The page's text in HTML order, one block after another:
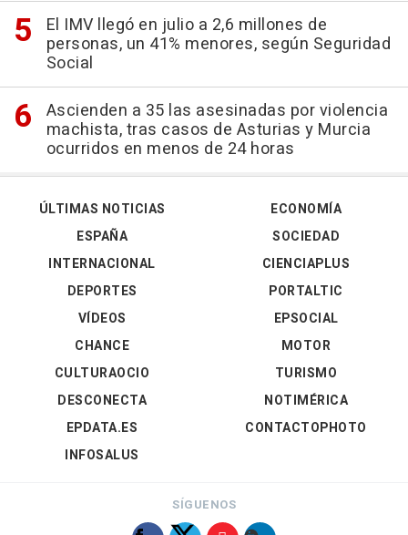
El IMV llegó en julio a 2,6 millones de
personas, un 41% menores, según Seguridad
Social
Ascienden a 35 las asesinadas por violencia
machista, tras casos de Asturias y Murcia
ocurridos en menos de 24 horas
ÚLTIMAS NOTICIAS
ESPAÑA
INTERNACIONAL
DEPORTES
VÍDEOS
ECONOMÍA
SOCIEDAD
CIENCIAPLUS
PORTALTIC
EPSOCIAL
CHANCE
CULTURAOCIO
DESCONECTA
EPDATA.ES
INFOSALUS
MOTOR
TURISMO
NOTIMÉRICA
CONTACTOPHOTO
SÍGUENOS